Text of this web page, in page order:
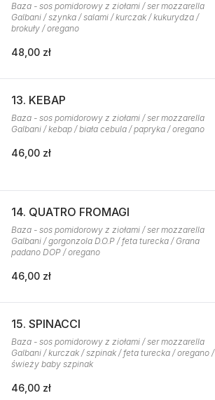
Baza - sos pomidorowy z ziołami / ser mozzarella
Galbani / szynka / salami / kurczak / kukurydza /
brokuły / oregano
48,00 zł
13. KEBAP
Baza - sos pomidorowy z ziołami / ser mozzarella
Galbani / kebap / biała cebula / papryka / oregano
46,00 zł
14. QUATRO FROMAGI
Baza - sos pomidorowy z ziołami / ser mozzarella
Galbani / gorgonzola D.O.P / feta turecka / Grana
padano DOP / oregano
46,00 zł
15. SPINACCI
Baza - sos pomidorowy z ziołami / ser mozzarella
Galbani / kurczak / szpinak / feta turecka / oregano /
świeży baby szpinak
46,00 zł